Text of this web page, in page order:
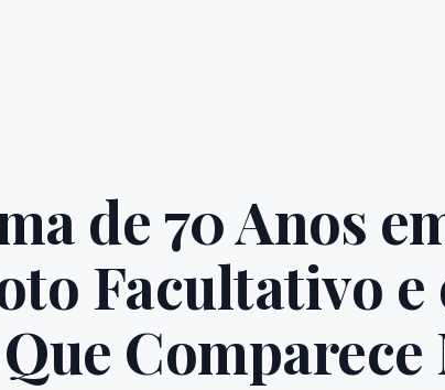
de 70 Anos
Facultativo e
Comparece